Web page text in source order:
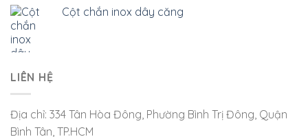
Cột chắn inox dây căng
LIÊN HỆ
Địa chỉ: 334 Tân Hòa Đông, Phường Bình Trị Đông, Quận
Bình Tân, TP.HCM